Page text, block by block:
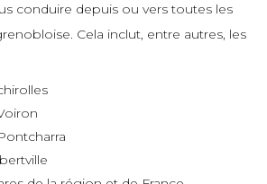
conduire depuis ou vers toutes les
Cela inclut, entre autres, les